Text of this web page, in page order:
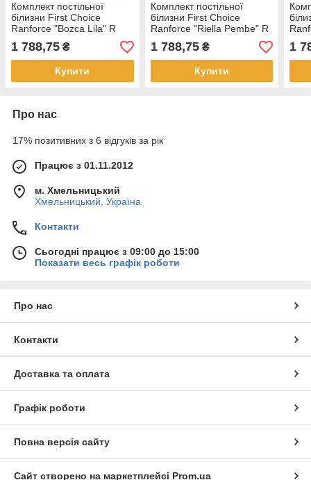
Комплект постільної
білизни First Choice
Ranforce "Bozca Lila" R
106
1 788,75 ₴
Купити
Комплект постільної
білизни First Choice
Ranforce "Riella Pembe" R
61
1 788,75₴
Купити
76
1
Про нас
17% позитивних з 6 відгуків за рік
Працює з 01.11.2012
м. Хмельницький
Хмельницький, Україна
Контакти
Сьогодні працює з 09:00 до 15:00
Показати весь графік роботи
Про нас
Контакти
Доставка та оплата
Графік роботи
Повна версія сайту
Сайт створено на маркетплейсі Prom.ua